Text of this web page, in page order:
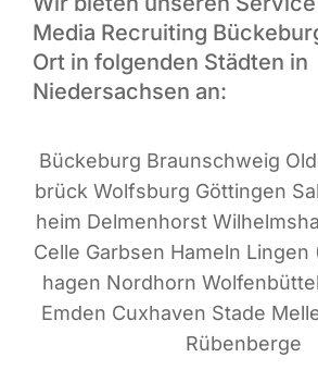
Media Recruiting
Ort in folgenden Städten in
Niedersachsen an:
Bücke­burg Braun­schweig
brück Wolfs­burg Göt­tin­gen
heim Del­men­horst
Cel­le Garb­sen Hameln
ha­gen Nord­horn
Emden Cux­ha­ven Sta­de
Rübenberge